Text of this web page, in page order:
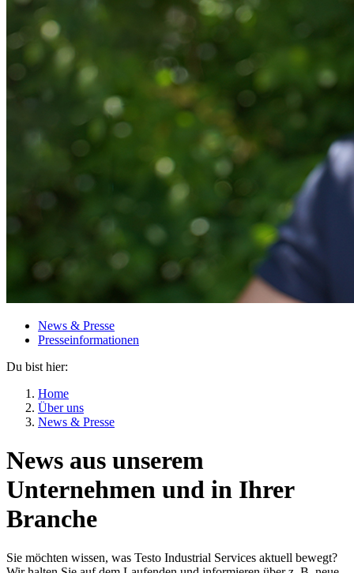
News & Presse
Presseinformationen
Du bist hier:
Home
Über uns
News & Presse
News aus unserem
Unternehmen und in Ihrer
Branche
Sie möchten wissen, was Testo Industrial Services aktuell bewegt?